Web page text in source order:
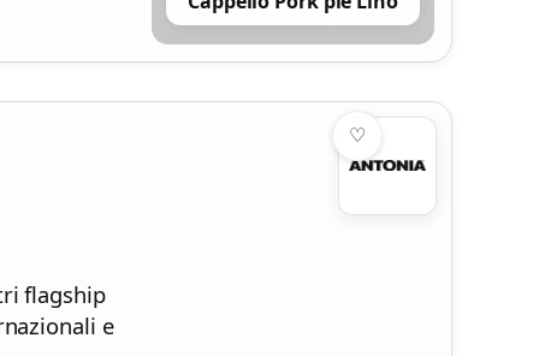
♡
flagship
e